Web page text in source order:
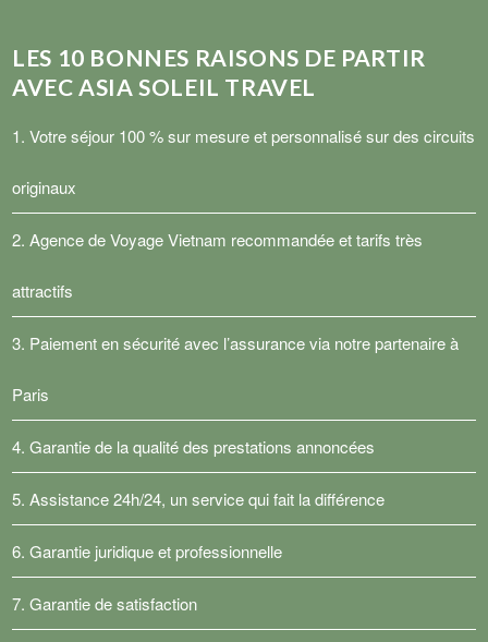
LES 10 BONNES RAISONS DE PARTIR
AVEC ASIA SOLEIL TRAVEL
1. Votre séjour 100 % sur mesure et personnalisé sur des circuits
originaux
2.Agence de Voyage Vietnam recommandée et tarifs très
attractifs
3. Paiement en sécurité avec l’assurance via notre partenaire à
Paris
4. Garantie de la qualité des prestations annoncées
5. Assistance 24h/24, un service qui fait la différence
6. Garantie juridique et professionnelle
7. Garantie de satisfaction